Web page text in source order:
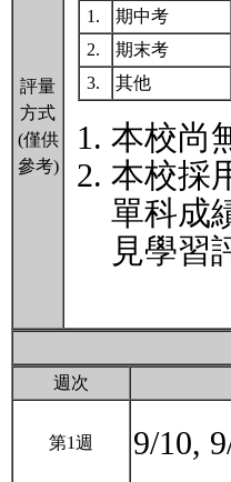
評量
方式
(僅供
參考)
1.
期中考
2.
期末考
3.
其他
本校尚
本校採
單科成
見學習
週次
第1週 9/10,